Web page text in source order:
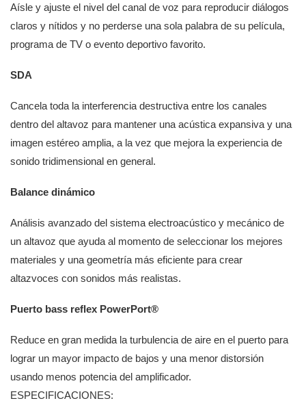
Aísle y ajuste el nivel del canal de voz para reproducir diálogos
claros y nítidos y no perderse una sola palabra de su película,
programa de TV o evento deportivo favorito.
SDA
Cancela toda la interferencia destructiva entre los canales
dentro del altavoz para mantener una acústica expansiva y una
imagen estéreo amplia, a la vez que mejora la experiencia de
sonido tridimensional en general.
Balance dinámico
Análisis avanzado del sistema electroacústico y mecánico de
un altavoz que ayuda al momento de seleccionar los mejores
materiales y una geometría más eficiente para crear
altazvoces con sonidos más realistas.
Puerto bass reflex PowerPort®
Reduce en gran medida la turbulencia de aire en el puerto para
lograr un mayor impacto de bajos y una menor distorsión
usando menos potencia del amplificador.
ESPECIFICACIONES: